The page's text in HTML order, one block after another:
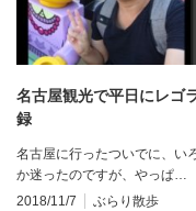
名古屋観光で平日にレゴ
録
名古屋に行ったついでに、い
か迷ったのですが、やっぱ…
2018/11/7
ぶらり散歩